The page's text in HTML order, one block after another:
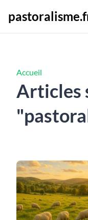
Accueil
Articles